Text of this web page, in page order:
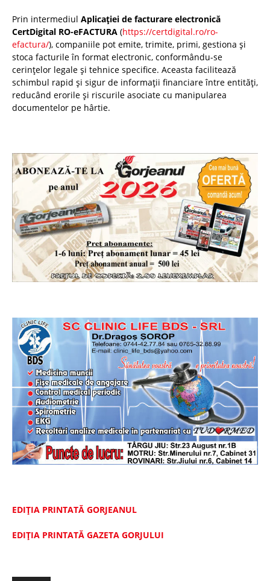
Prin intermediul Aplicației de facturare electronică
CertDigital RO-eFACTURA (https://certdigital.ro/ro-
efactura/), companiile pot emite, trimite, primi, gestiona și
stoca facturile în format electronic, conformându-se
cerințelor legale și tehnice specifice. Aceasta facilitează
schimbul rapid și sigur de informații financiare între entități,
reducând erorile și riscurile asociate cu manipularea
documentelor pe hârtie.
EDIȚIA PRINTATĂ GORJEANUL
EDIŢIA PRINTATĂ GAZETA GORJULUI